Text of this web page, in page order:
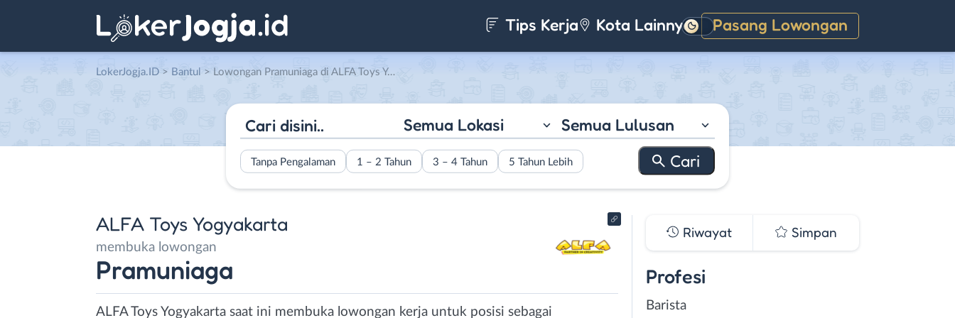
Tips Kerja Kota Lainnya Pasang Lowongan
Gelap
LokerJogja.ID > Bantul > Lowongan Pramuniaga di ALFA Toys Yogyakarta
Semua Lokasi Semua Lulusan
Tanpa Pengalaman 1 – 2 Tahun 3 – 4 Tahun 5 Tahun Lebih
ALFA Toys Yogyakarta
membuka lowongan
Pramuniaga
ALFA Toys Yogyakarta saat ini membuka lowongan kerja untuk posisi sebagai
Riwayat Simpan
Profesi
Barista